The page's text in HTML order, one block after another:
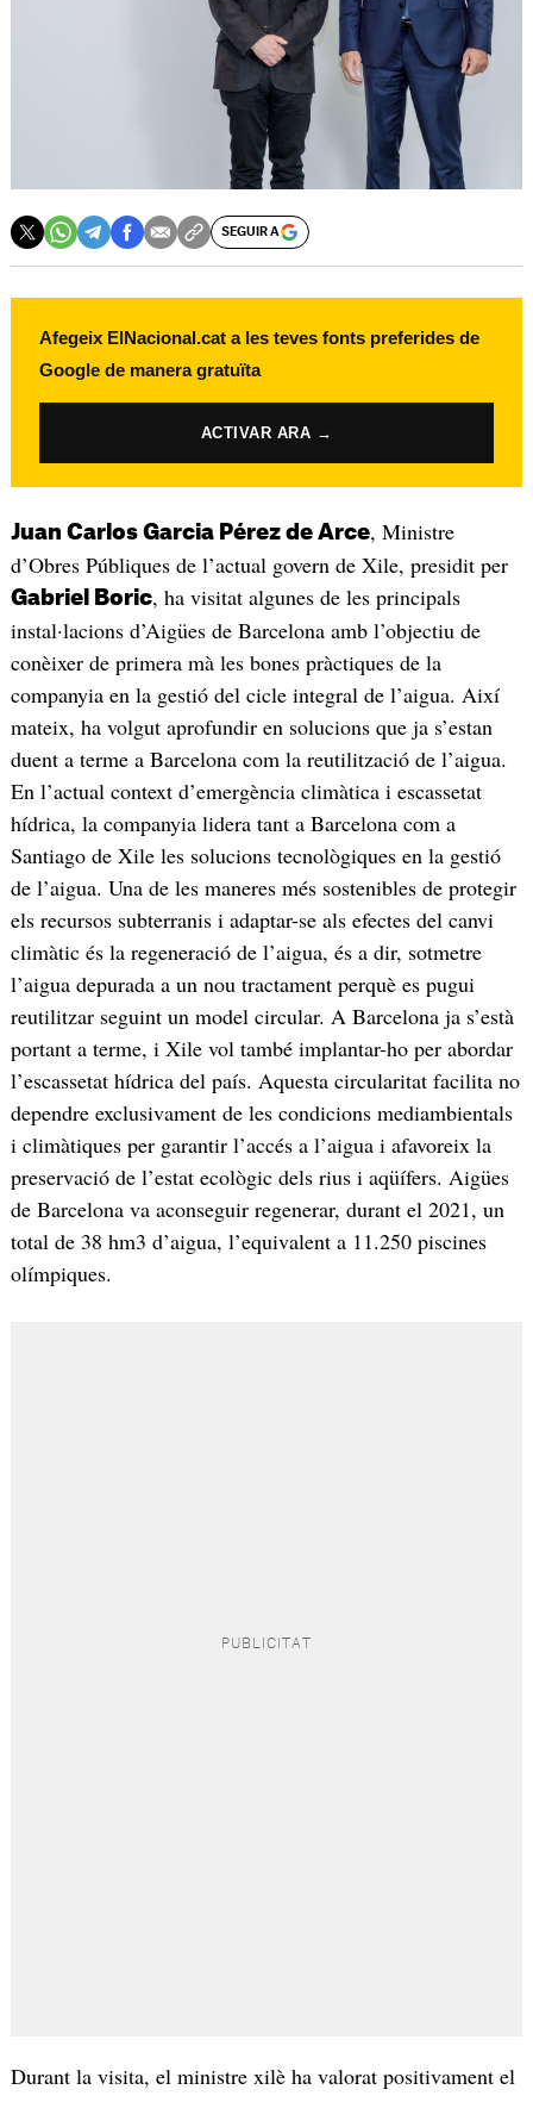
SEGUIR A
Afegeix ElNacional.cat a les teves fonts preferides de
Google de manera gratuïta
ACTIVAR ARA →
Juan Carlos Garcia Pérez de Arce, Ministre
d’Obres Públiques de l’actual govern de Xile, presidit per
Gabriel Boric, ha visitat algunes de les principals
instal·lacions d’Aigües de Barcelona amb l’objectiu de
conèixer de primera mà les bones pràctiques de la
companyia en la gestió del cicle integral de l’aigua. Així
mateix, ha volgut aprofundir en solucions que ja s’estan
duent a terme a Barcelona com la reutilització de l’aigua.
En l’actual context d’emergència climàtica i escassetat
hídrica, la companyia lidera tant a Barcelona com a
Santiago de Xile les solucions tecnològiques en la gestió
de l’aigua. Una de les maneres més sostenibles de protegir
els recursos subterranis i adaptar-se als efectes del canvi
climàtic és la regeneració de l’aigua, és a dir, sotmetre
l’aigua depurada a un nou tractament perquè es pugui
reutilitzar seguint un model circular. A Barcelona ja s’està
portant a terme, i Xile vol també implantar-ho per abordar
l’escassetat hídrica del país. Aquesta circularitat facilita no
dependre exclusivament de les condicions mediambientals
i climàtiques per garantir l’accés a l’aigua i afavoreix la
preservació de l’estat ecològic dels rius i aqüífers. Aigües
de Barcelona va aconseguir regenerar, durant el 2021, un
total de 38 hm3 d’aigua, l’equivalent a 11.250 piscines
olímpiques.
Durant la visita, el ministre xilè ha valorat positivament el